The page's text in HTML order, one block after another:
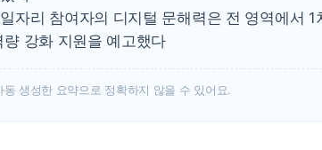
자리 참여자의 디지털 문해력은 전 영역에서
량 강화 지원을 예고했다
동 생성한 요약으로 정확하지 않을 수 있어요.